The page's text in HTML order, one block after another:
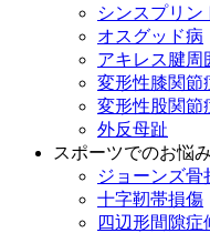
シンスプリン
オスグッド病
アキレス腱周
変形性膝関節
変形性股関節
外反母趾
スポーツでのお悩み
ジョーンズ骨
十字靭帯損傷
四辺形間隙症